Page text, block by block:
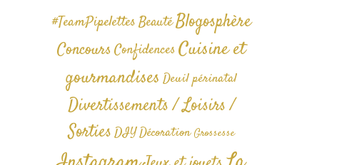
#TeamPipelettesBeautéBlogosphère
ConcoursConfidences Cuisine et
gourmandises Deuil périnatal
Divertissements / Loisirs /
SortiesDIYDécoration Grossesse